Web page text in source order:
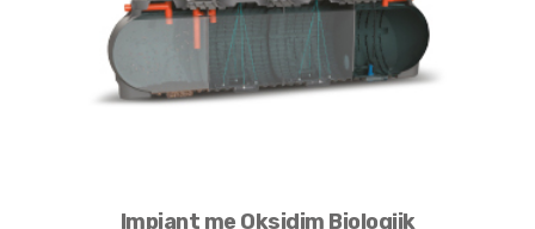
Impiant me Oksidim Biologjik